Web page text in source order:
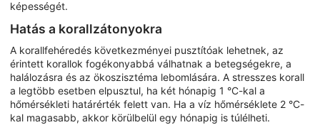
képességét.
Hatás a korallzátonyokra
A korallfehéredés következményei pusztítóak lehetnek, az
érintett korallok fogékonyabbá válhatnak a betegségekre, a
halálozásra és az ökoszisztéma lebomlására. A stresszes korall
a legtöbb esetben elpusztul, ha két hónapig 1 °C-kal a
hőmérsékleti határérték felett van. Ha a víz hőmérséklete 2 °C-
kal magasabb, akkor körülbelül egy hónapig is túlélheti.